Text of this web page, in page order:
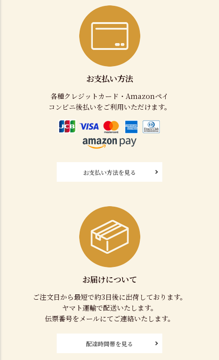
お支払い方法
各種クレジットカード・Amazonペイ
コンビニ後払いをご利用いただけます。
お支払い方法を見る
お届けについて
ご注文日から最短で約3日後に出荷しております。
ヤマト運輸で配送いたします。
伝票番号をメールにてご連絡いたします。
配達時間帯を見る